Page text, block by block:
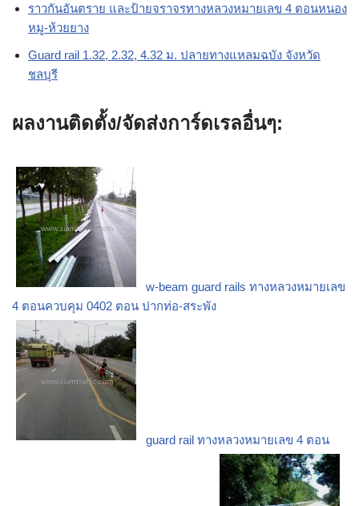
ราวกันอันตราย และป้ายจราจรทางหลวงหมายเลข 4 ตอนหนอง
หมู-ห้วยยาง
Guard rail 1.32, 2.32, 4.32 ม. ปลายทางแหลมฉบัง จังหวัด
ชลบุรี
ผลงานติดตั้ง/จัดส่งการ์ดเรลอื่นๆ:
w-beam guard rails ทางหลวงหมายเลข
4 ตอนควบคุม 0402 ตอน ปากท่อ-สระพัง
guard rail ทางหลวงหมายเลข 4 ตอน